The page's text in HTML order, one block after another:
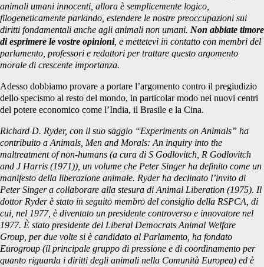
animali umani innocenti, allora è semplicemente logico,
filogeneticamente parlando, estendere le nostre preoccupazioni sui
diritti fondamentali anche agli animali non umani. Non abbiate timore
di esprimere le vostre opinioni, e mettetevi in contatto con membri del
parlamento, professori e redattori per trattare questo argomento
morale di crescente importanza.
Adesso dobbiamo provare a portare l’argomento contro il pregiudizio
dello specismo al resto del mondo, in particolar modo nei nuovi centri
del potere economico come l’India, il Brasile e la Cina.
Richard D. Ryder, con il suo saggio “Experiments on Animals” ha
contribuito a Animals, Men and Morals: An inquiry into the
maltreatment of non-humans (a cura di S Godlovitch, R Godlovitch
and J Harris (1971)), un volume che Peter Singer ha definito come un
manifesto della liberazione animale. Ryder ha declinato l’invito di
Peter Singer a collaborare alla stesura di Animal Liberation (1975). Il
dottor Ryder è stato in seguito membro del consiglio della RSPCA, di
cui, nel 1977, è diventato un presidente controverso e innovatore nel
1977. È stato presidente del Liberal Democrats Animal Welfare
Group, per due volte si è candidato al Parlamento, ha fondato
Eurogroup (il principale gruppo di pressione e di coordinamento per
quanto riguarda i diritti degli animali nella Comunità Europea) ed è